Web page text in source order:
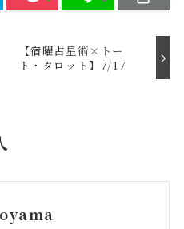
【宿曜占星術×トー
ト・タロット】7/17